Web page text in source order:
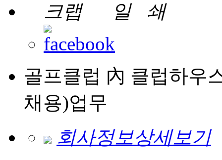
골프클럽 內 클럽하우
채용)업무
회사정보상세보기